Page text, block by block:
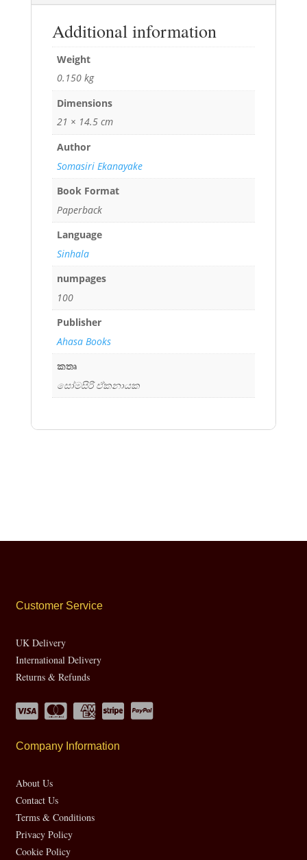
Additional information
Weight
0.150 kg
Dimensions
21 × 14.5 cm
Author
Somasiri Ekanayake
Book Format
Paperback
Language
Sinhala
numpages
100
Publisher
Ahasa Books
කතෘ
සෝමසිරි ඒකනායක
Customer Service
UK Delivery
International Delivery
Returns & Refunds
Company Information
About Us
Contact Us
Terms & Conditions
Privacy Policy
Cookie Policy